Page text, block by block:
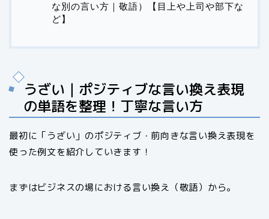
な別の言い方｜敬語）【目上や上司や部下な
ど】
うざい｜ポジティブな言い換え表現
の単語を整理！丁寧な言い方
最初に「うざい」のポジティブ・前向きな言い換え表現を
使った例文を紹介していきます！
まずはビジネスの場における言い換え（敬語）から。